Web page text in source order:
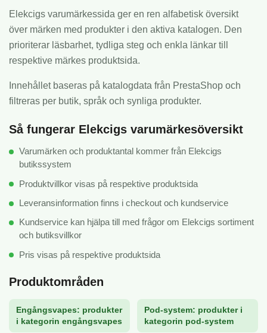
Elekcigs varumärkessida ger en ren alfabetisk översikt
över märken med produkter i den aktiva katalogen. Den
prioriterar läsbarhet, tydliga steg och enkla länkar till
respektive märkes produktsida.
Innehållet baseras på katalogdata från PrestaShop och
filtreras per butik, språk och synliga produkter.
Så fungerar Elekcigs varumärkesöversikt
Varumärken och produktantal kommer från Elekcigs
butikssystem
Produktvillkor visas på respektive produktsida
Leveransinformation finns i checkout och kundservice
Kundservice kan hjälpa till med frågor om Elekcigs sortiment
och butiksvillkor
Pris visas på respektive produktsida
Produktområden
Engångsvapes: produkter
i kategorin engångsvapes
Pod-system: produkter i
kategorin pod-system